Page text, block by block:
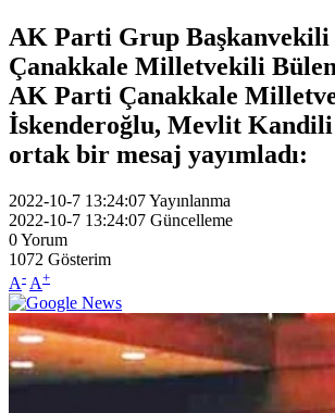
AK Parti Grup Başkanvekili
Çanakkale Milletvekili
AK Parti Çanakkale
İskenderoğlu, Mevlit Kandili
ortak bir mesaj yayımladı:
2022-10-7 13:24:07Yayınlanma
2022-10-7 13:24:07 Güncelleme
0Yorum
1072 Gösterim
A- A+